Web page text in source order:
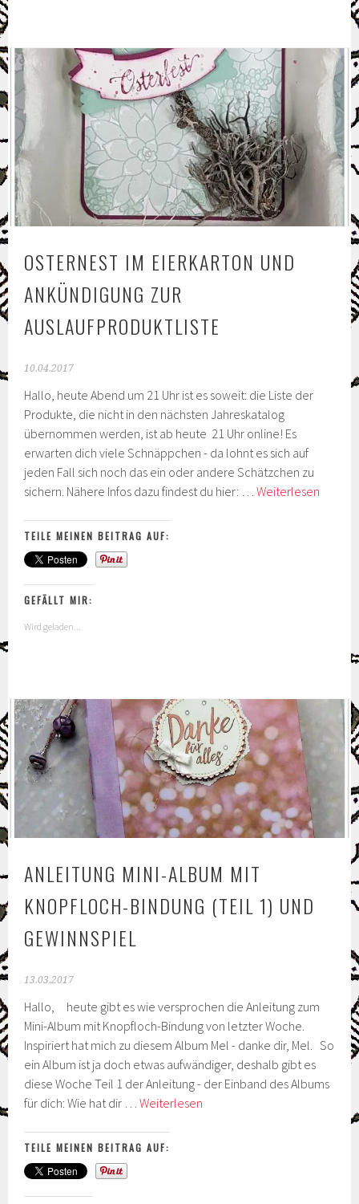
OSTERNEST IM EIERKARTON UND
ANKÜNDIGUNG ZUR
AUSLAUFPRODUKTLISTE
10.04.2017
Hallo, heute Abend um 21 Uhr ist es soweit: die Liste der
Produkte, die nicht in den nächsten Jahreskatalog
übernommen werden, ist ab heute 21 Uhr online! Es
erwarten dich viele Schnäppchen - da lohnt es sich auf
jeden Fall sich noch das ein oder andere Schätzchen zu
sichern. Nähere Infos dazu findest du hier: …Weiterlesen
TEILE MEINEN BEITRAG AUF:
GEFÄLLT MIR:
Wird geladen...
ANLEITUNG MINI-ALBUM MIT
KNOPFLOCH-BINDUNG (TEIL 1) UND
GEWINNSPIEL
13.03.2017
Hallo, heute gibt es wie versprochen die Anleitung zum
Mini-Album mit Knopfloch-Bindung von letzter Woche.
Inspiriert hat mich zu diesem Album Mel - danke dir, Mel. So
ein Album ist ja doch etwas aufwändiger, deshalb gibt es
diese Woche Teil 1 der Anleitung - der Einband des Albums
für dich: Wie hat dir …Weiterlesen
TEILE MEINEN BEITRAG AUF: